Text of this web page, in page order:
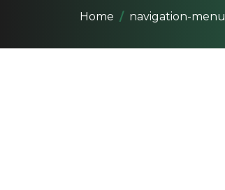
Home navigation-menu